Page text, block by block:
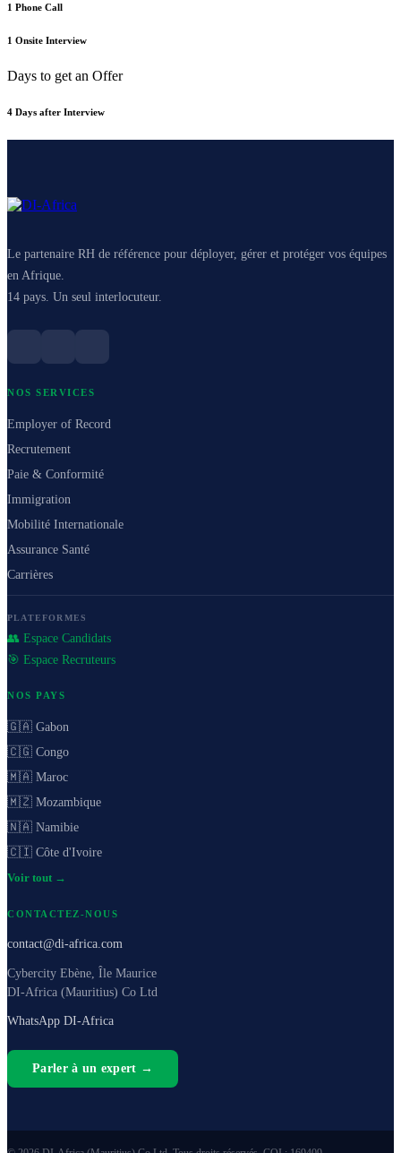
1 Phone Call
1 Onsite Interview
Days to get an Offer
4 Days after Interview
Le partenaire RH de référence pour déployer, gérer et protéger vos équipes
en Afrique.
14 pays. Un seul interlocuteur.
NOS SERVICES
Employer of Record
Recrutement
Paie & Conformité
Immigration
Mobilité Internationale
Assurance Santé
Carrières
PLATEFORMES
👥 Espace Candidats
🎯 Espace Recruteurs
NOS PAYS
🇬🇦 Gabon
🇨🇬 Congo
🇲🇦 Maroc
🇲🇿 Mozambique
🇳🇦 Namibie
🇨🇮 Côte d'Ivoire
Voir tout →
CONTACTEZ-NOUS
contact@di-africa.com
Cybercity Ebène, Île Maurice
DI-Africa (Mauritius) Co Ltd
WhatsApp DI-Africa
Parler à un expert →